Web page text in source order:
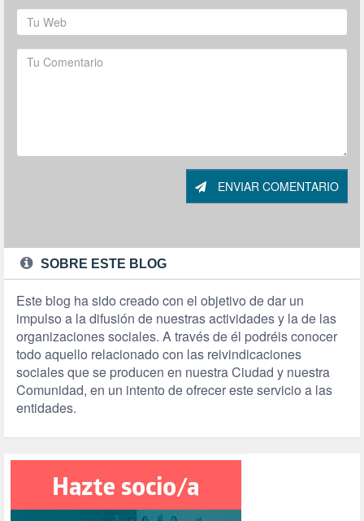
ENVIAR COMENTARIO
SOBRE ESTE BLOG
Este blog ha sido creado con el objetivo de dar un
impulso a la difusión de nuestras actividades y la de las
organizaciones sociales. A través de él podréis conocer
todo aquello relacionado con las reivindicaciones
sociales que se producen en nuestra Ciudad y nuestra
Comunidad, en un intento de ofrecer este servicio a las
entidades.